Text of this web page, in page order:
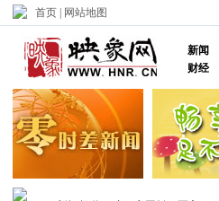
首页 网站地图
新闻
财经